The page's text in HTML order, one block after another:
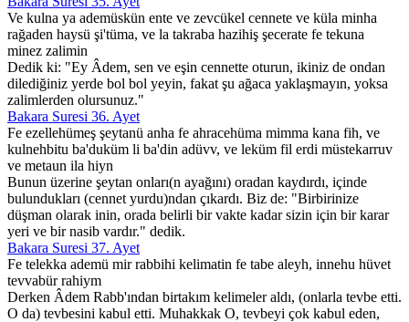
Ve kulna ya ademüskün ente ve zevcükel cennete ve küla minha
rağaden haysü şi'tüma, ve la takraba hazihiş şecerate fe tekuna
minez zalimin
Dedik ki: "Ey Âdem, sen ve eşin cennette oturun, ikiniz de ondan
dilediğiniz yerde bol bol yeyin, fakat şu ağaca yaklaşmayın, yoksa
zalimlerden olursunuz."
Bakara Suresi 36. Ayet
Fe ezellehümeş şeytanü anha fe ahracehüma mimma kana fih, ve
kulnehbitu ba'duküm li ba'din adüvv, ve leküm fil erdi müstekarruv
ve metaun ila hiyn
Bunun üzerine şeytan onları(n ayağını) oradan kaydırdı, içinde
bulundukları (cennet yurdu)ndan çıkardı. Biz de: "Birbirinize
düşman olarak inin, orada belirli bir vakte kadar sizin için bir karar
yeri ve bir nasib vardır." dedik.
Bakara Suresi 37. Ayet
Fe telekka ademü mir rabbihi kelimatin fe tabe aleyh, innehu hüvet
tevvabür rahiym
Derken Âdem Rabb'ından birtakım kelimeler aldı, (onlarla tevbe etti.
O da) tevbesini kabul etti. Muhakkak O, tevbeyi çok kabul eden,